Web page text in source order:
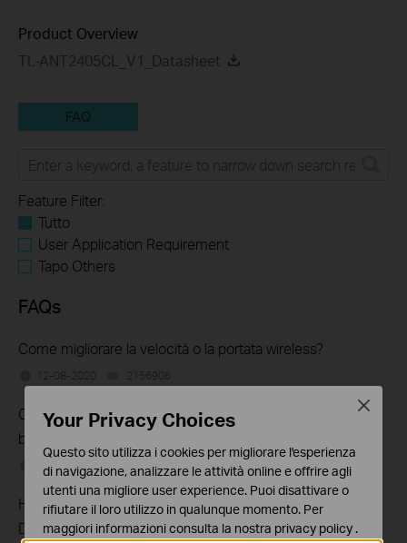
Product Overview
TL-ANT2405CL_V1_Datasheet
FAQ
Feature Filter:
Tutto
User Application Requirement
Tapo Others
FAQs
Come migliorare la velocità o la portata wireless?
12-08-2020 2156906
Come identifico il modello del prodotto per il quale ho
bisogno di assistenza?
06-26-2019 7625175 views
How to Find the Serial Number (S/N) on Your TP-Link
Device
Your Privacy Choices
Questo sito utilizza i cookies per migliorare l'esperienza
di navigazione, analizzare le attività online e offrire agli
utenti una migliore user experience. Puoi disattivare o
rifiutare il loro utilizzo in qualunque momento. Per
maggiori informazioni consulta la nostra privacy policy .
Close